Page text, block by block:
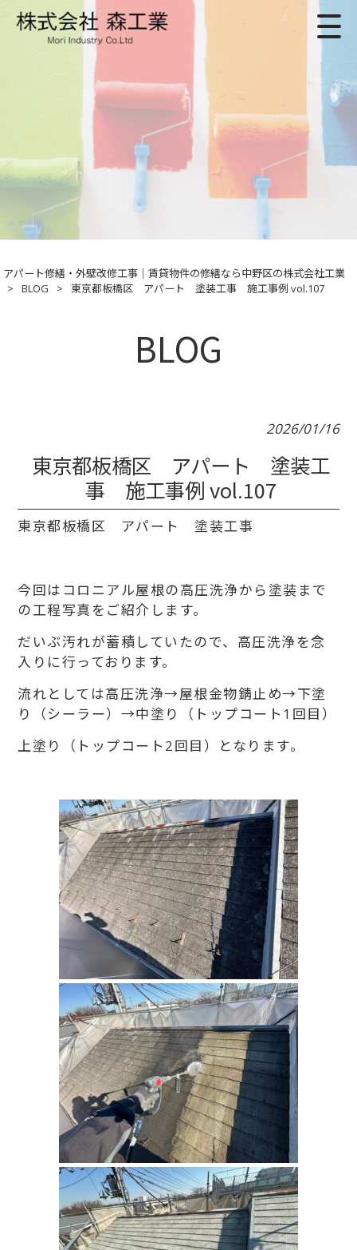
アパート修繕・外壁改修工事｜賃貸物件の修繕なら中野区の株式会社工業
>
BLOG > 東京都板橋区 アパート 塗装工事 施工事例 vol.107
BLOG
2026/01/16
東京都板橋区 アパート 塗装工
事 施工事例 vol.107
東京都板橋区 アパート 塗装工事
今回はコロニアル屋根の高圧洗浄から塗装まで
の工程写真をご紹介します。
だいぶ汚れが蓄積していたので、高圧洗浄を念
入りに行っております。
流れとしては高圧洗浄→屋根金物錆止め→下塗
り（シーラー）→中塗り（トップコート1回目）
上塗り（トップコート2回目）となります。